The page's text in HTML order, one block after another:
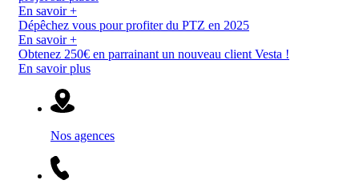
En savoir +
Dépêchez vous pour profiter du PTZ en 2025
En savoir +
Obtenez 250€ en parrainant un nouveau client Vesta !
En savoir plus
Nos agences